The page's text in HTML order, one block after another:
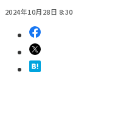
2024年10月28日 8:30